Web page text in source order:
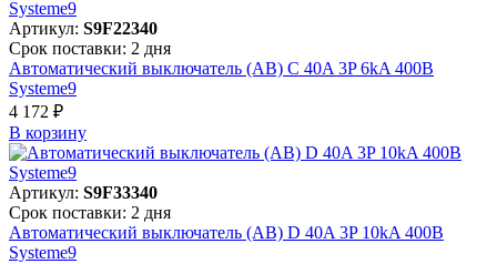
Артикул: S9F22340
Срок поставки: 2 дня
Автоматический выключатель (АВ) C 40A 3P 6kA 400В
Systeme9
4 172 ₽
В корзинy
Артикул: S9F33340
Срок поставки: 2 дня
Автоматический выключатель (АВ) D 40A 3P 10kA 400В
Systeme9